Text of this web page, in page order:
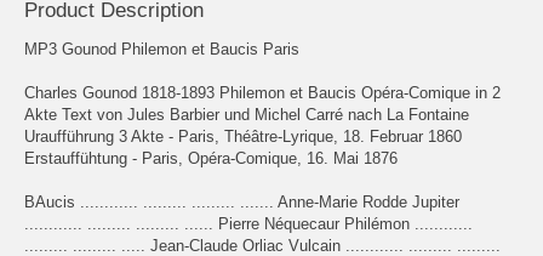
Product Description
MP3 Gounod Philemon et Baucis Paris
Charles Gounod 1818-1893 Philemon et Baucis Opéra-Comique in 2
Akte Text von Jules Barbier und Michel Carré nach La Fontaine
Uraufführung 3 Akte - Paris, Théâtre-Lyrique, 18. Februar 1860
Erstauffühtung - Paris, Opéra-Comique, 16. Mai 1876
BAucis ............ ......... ......... ....... Anne-Marie Rodde Jupiter
............ ......... ......... ...... Pierre Néquecaur Philémon ............
......... ......... ..... Jean-Claude Orliac Vulcain ............ ......... .........